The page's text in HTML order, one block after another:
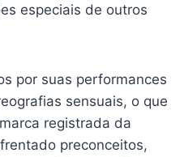
especiais de outros
por suas performances
sensuais, o que
registrada da
preconceitos,